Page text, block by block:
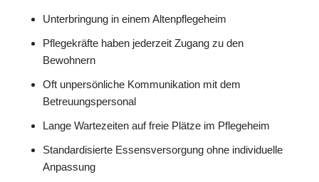
Unterbringung in einem Altenpflegeheim
Pflegekräfte haben jederzeit Zugang zu den
Bewohnern
Oft unpersönliche Kommunikation mit dem
Betreuungspersonal
Lange Wartezeiten auf freie Plätze im Pflegeheim
Standardisierte Essensversorgung ohne individuelle
Anpassung